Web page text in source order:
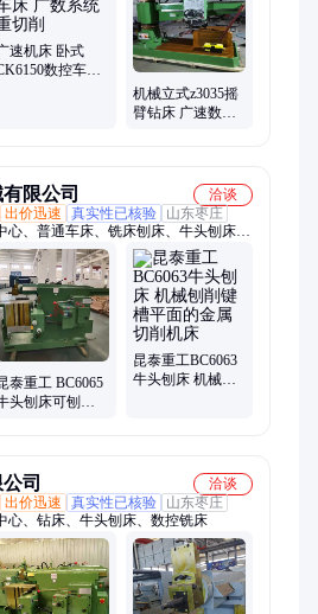
速机床 卧式
数控车床
机械立式z3035摇
臂钻床 广速数控
限公司
洽谈
出价迅速 真实性已核验
山东枣庄
心、普通车床、铣床刨床、牛头刨床、
门铣床
泰重工 BC6065
头刨床可刨削
昆泰重工BC6063
牛头刨床 机械刨
司
洽谈
出价迅速 真实性已核验
山东枣庄
心、钻床、牛头刨床、数控铣床